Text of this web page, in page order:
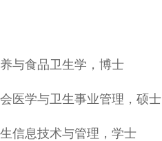
与食品卫生学，博士
医学与卫生事业管理，硕士
信息技术与管理，学士